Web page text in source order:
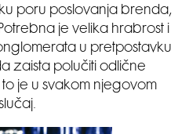
poru poslovanja brenda,
je velika hrabrost i
u pretpostavku
zaista polučiti odlične
je u svakom njegovom